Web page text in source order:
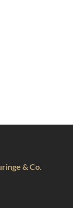
& Co.